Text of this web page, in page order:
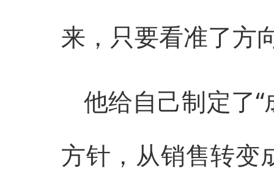
来，只要看准了方
他给自己制定了
方针，从销售转变